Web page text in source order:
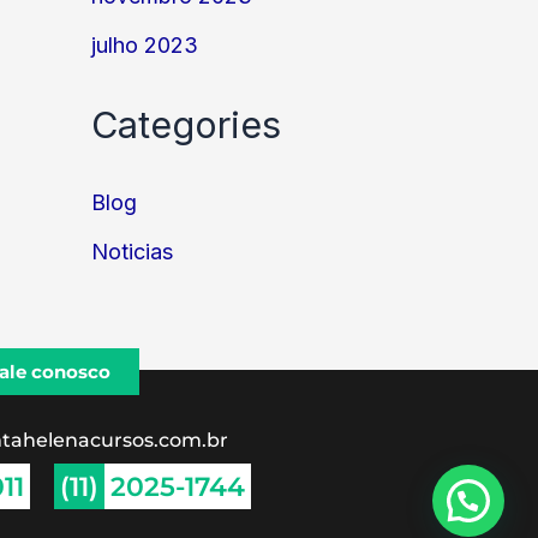
julho 2023
Categories
Blog
Noticias
conosco
(11) 2025-1744